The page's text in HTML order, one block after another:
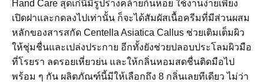
Hand Care สุดเก๋นี้มีรูปร่างคล้ายก้นหอย ใช้งานง่ายเพียง
เปิดฝาและกดลงไปเท่านั้น ก็จะได้สัมผัสเนื้อครีมที่มีส่วนผสม
หลักของสารสกัด Centella Asiatica Callus ช่วยเติมเต็มผิว
ให้ชุ่มชื่นและเปล่งประกาย อีกทั้งยังช่วยปลอบประโลมผิวมือ
ที่โรยรา ลดรอยเหี่ยวย่น และให้กลิ่นหอมสดชื่นติดมือไป
พร้อม ๆ กัน ผลิตภัณฑ์นี้มีให้เลือกถึง 8 กลิ่นเลยทีเดียว ไม่ว่า